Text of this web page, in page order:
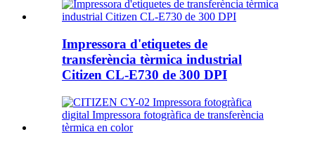
Impressora d'etiquetes de
transferència tèrmica industrial
Citizen CL-E730 de 300 DPI